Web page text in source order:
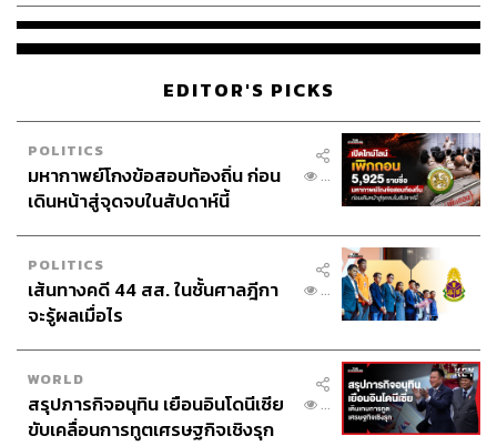
ถึงอย่างไรตอนนี้ก็ยังไม่มีแผนแม่บท ไม่มีแผนปฏิบัติการหรือ
งบประมาณในการอนุรักษ์และพัฒนาย่านเมืองเก่ากาญจนบุรี
เลย งานที่เป็นกุญแจสำคัญคือการเก็บข้อมูลบันทึก
ในเมืองที่มีคุณค่าควรแก่การอนุรักษ์ที่ยังคงเหลืออยู่ในช่วง
สมัยสงครามโลกครั้งที่ 2 นอกเหนือไปจากสมัยรัชกาลที่ 1-3
ช่วงตั้งเมืองรับศึกพม่า ที่เหลือแค่ความทรงจำกับซากกำแพง
เมืองซึ่งเป็นโบราณสถานที่ยังคงเหลืออยู่เท่านั้น โดยคำ
แนะนำจากนักอนุรักษ์และพัฒนามืออาชีพ และการมีส่วน
ร่วมของประชาชนโดยเฉพาะคนในท้องถิ่น จากนั้นจึงนำมา
วางแผนกำหนดเป็นแผนอนุรักษ์และพัฒนาทั้งตัวเมืองและ
ชาวเมือง ซึ่งต้องครอบคลุมถึงเรื่องงบประมาณสนับสนุน
สิทธิประโยชน์ทางภาษี กฎระเบียบ งบประมาณควรมีให้ ไม่
เพียงสำหรับสถานที่ในความดูแลของราชการ แต่รวม
ทรัพย์สินของเอกชนที่นับเป็นมรดกเมือง อันที่จริงงานแบบนี้
ควรเกิดขึ้นกับทุกเมืองเก่า
EDITOR'S PICKS
POLITICS
มหากาพย์โกงข้อสอบท้องถิ่น ก่อน
เดินหน้าสู่จุดจบในสัปดาห์นี้
...
POLITICS
เส้นทางคดี 44 สส. ในชั้นศาลฎีกา
จะรู้ผลเมื่อไร
...
WORLD
สรุปภารกิจอนุทิน เยือนอินโดนีเซีย
ขับเคลื่อนการทูตเศรษฐกิจเชิงรุก
...